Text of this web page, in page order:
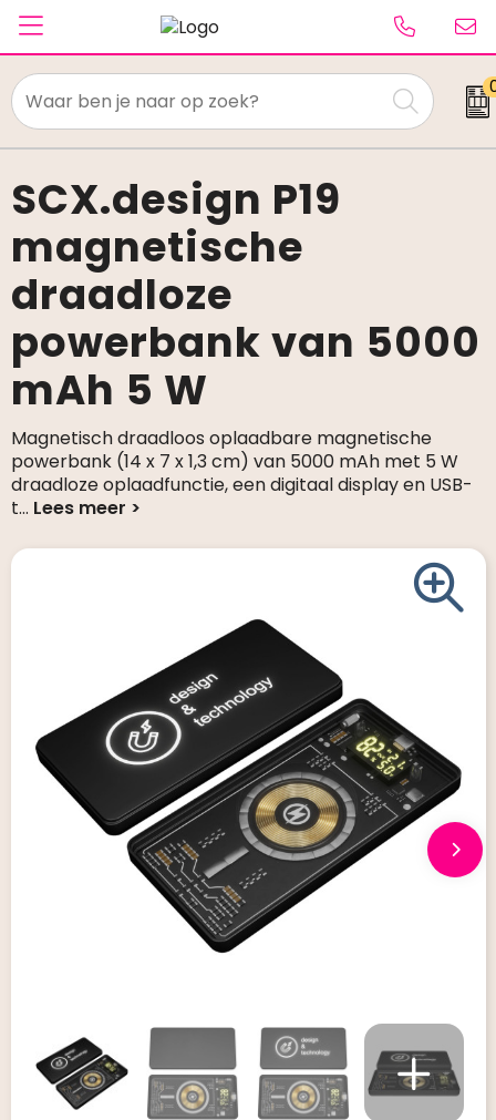
Textiel
Paraplu's
Caps & Beanies
Tassen
Drinkwaren
Schrijfwaren
Elektronica & gadgets
Kantoorartikelen
SCX.design P19
magnetische
draadloze
powerbank van 5000
mAh 5 W
Magnetisch draadloos oplaadbare magnetische
powerbank (14 x 7 x 1,3 cm) van 5000 mAh met 5 W
draadloze oplaadfunctie, een digitaal display en USB-
t...